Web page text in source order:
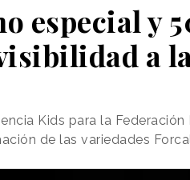
especial y
a
Kids para la
de las variedades